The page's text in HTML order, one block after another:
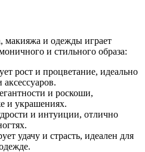
макияжа и одежды играет
и стильного образа:
рост и процветание, идеально
и роскоши,
и украшениях.
и интуиции, отлично
удачу и страсть, идеален для